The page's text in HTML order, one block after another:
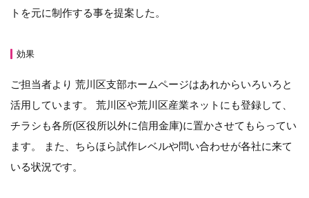
トを元に制作する事を提案した。
効果
ご担当者より 荒川区支部ホームページはあれからいろいろと
活用しています。 荒川区や荒川区産業ネットにも登録して、
チラシも各所(区役所以外に信用金庫)に置かさせてもらってい
ます。 また、ちらほら試作レベルや問い合わせが各社に来て
いる状況です。